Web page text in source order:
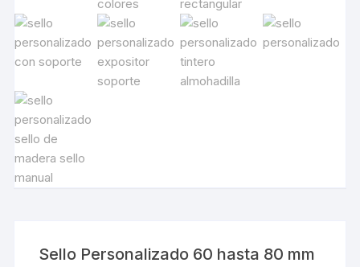
Sello Personalizado 60 hasta 80 mm